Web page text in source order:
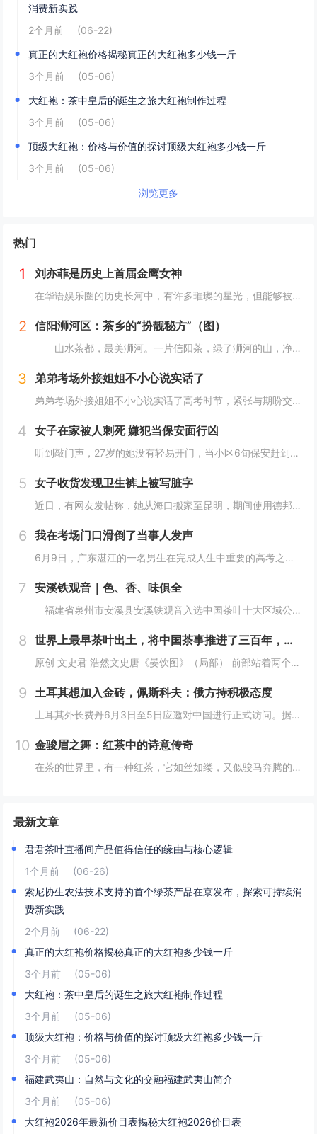
消费新实践
2个月前
(06-22)
真正的大红袍价格揭秘真正的大红袍多少钱一斤
3个月前
(05-06)
大红袍：茶中皇后的诞生之旅大红袍制作过程
3个月前
(05-06)
顶级大红袍：价格与价值的探讨顶级大红袍多少钱一斤
3个月前
(05-06)
浏览更多
热门
1 刘亦菲是历史上首届金鹰女神
在华语娱乐圈的历史长河中，有许多璀璨的星光，但能够被铭记为“首届”的荣誉，却是寥寥无几。刘亦菲，这位以其清新脱俗的气质和精湛的演技征服了无数观众的女星，便是其中之一。2006年，她以19岁的年纪，成为了历史上首届“金鹰女神”，这一荣誉不仅是...
2 信阳浉河区：茶乡的“扮靓秘方”（图）
山水茶都，最美浉河。一片信阳茶，绿了浉河的山，净了浉河的水，富了浉河的人。 近年来，信阳市浉河区依托资源优势，按照“茶区变景区、茶园变公园、茶山变金山”的一体化发展路子，加快茶旅融合发展，倾力打造以环湖路百里茶廊为主的“一环、两核、十...
3 弟弟考场外接姐姐不小心说实话了
弟弟考场外接姐姐不小心说实话了高考时节，紧张与期盼交织，考场之外，不乏轻松趣事增添色彩。最近，一对小兄弟在等待参加高考的姐姐时，他们的几句对话成为了人们津津乐道的话题。对话中，既有姐弟间深情的流露，也不乏幽默，引人发笑。16岁的大弟弟在被问...
4 女子在家被人刺死 嫌犯当保安面行凶
听到敲门声，27岁的她没有轻易开门，当小区6旬保安赶到后她才打开，随后门外一名素不相识的女子当着保安的面入室，将她杀害。母亲外出办事女儿独自在家，门外响起阵阵敲门声这名遇害女子叫林薇（化名），今年27岁，家住四川省成都市郫都区红光街道中航城...
5 女子收货发现卫生裤上被写脏字
近日，有网友发帖称，她从海口搬家至昆明，期间使用德邦快递寄私人物品，收货时发现“干净的衣服有一股浓烈的脚臭味，安睡裤上用红笔写着侮辱我的字，希望德邦可以给我一个合理的解释”。此事随即引发热议。5月28日，该消费者告诉记者，预约快递员上门取件...
6 我在考场门口滑倒了当事人发声
6月9日，广东湛江的一名男生在完成人生中重要的高考之后，怀着激动的心情冲出考场，想要以一种特别的方式庆祝这一时刻。他选择了模仿篮球巨星迈克尔·乔丹的炫酷飞踢动作，以此来表达自己的兴奋和释放压力。然而，事与愿违，由于考场外的地面湿滑，他在尝试...
7 安溪铁观音｜色、香、味俱全
福建省泉州市安溪县安溪铁观音入选中国茶叶十大区域公共品牌, “安溪铁观音茶文化系统”被联合国粮农组织正式认定为“全球重要农业文化遗产”。近年来，安溪县紧紧围绕统筹做好茶文化、茶产业、茶科技这篇大文章，以创建国家级农业现代化示范区为载体，稳...
8 世界上最早茶叶出土，将中国茶事推进了三百年，茶文化就是讲究
原创 文史君 浩然文史唐《晏饮图》（局部） 前部站着两个奉茶的童子山东大学考古团队发表的一篇考古报告，正式宣布在山东济宁邹城邾国故城遗址中发现了世界上最早的茶叶。在这之前，世界上最早的茶叶发现于汉景帝刘启的阳陵从葬坑。山东大学的这一发现，直...
9 土耳其想加入金砖，佩斯科夫：俄方持积极态度
土耳其外长费丹6月3日至5日应邀对中国进行正式访问。据香港《南华早报》报道，费丹在访华期间表示，土耳其希望成为金砖国家成员，这可以为土耳其提供加入欧盟之外的“良好选择”。对此，作为今年金砖国家轮值主席国的俄罗斯表示欢迎。香港《南华早报》4日...
10 金骏眉之舞：红茶中的诗意传奇
在茶的世界里，有一种红茶，它如丝如缕，又似骏马奔腾的尾鬃，轻盈而富有力量，那就是金骏眉。这名字，既是对其形态的美妙描绘，又似一曲悠扬的乐章，让人在品味间，仿佛能听到历史的回声，感受到文化的韵味。金骏眉，这个名字仿佛带着一种神秘的魅力，引人遐...
最新文章
君君茶叶直播间产品值得信任的缘由与核心逻辑
1个月前
(06-26)
索尼协生农法技术支持的首个绿茶产品在京发布，探索可持续消
费新实践
2个月前
(06-22)
真正的大红袍价格揭秘真正的大红袍多少钱一斤
3个月前
(05-06)
大红袍：茶中皇后的诞生之旅大红袍制作过程
3个月前
(05-06)
顶级大红袍：价格与价值的探讨顶级大红袍多少钱一斤
3个月前
(05-06)
福建武夷山：自然与文化的交融福建武夷山简介
3个月前
(05-06)
大红袍2026年最新价目表揭秘大红袍2026价目表